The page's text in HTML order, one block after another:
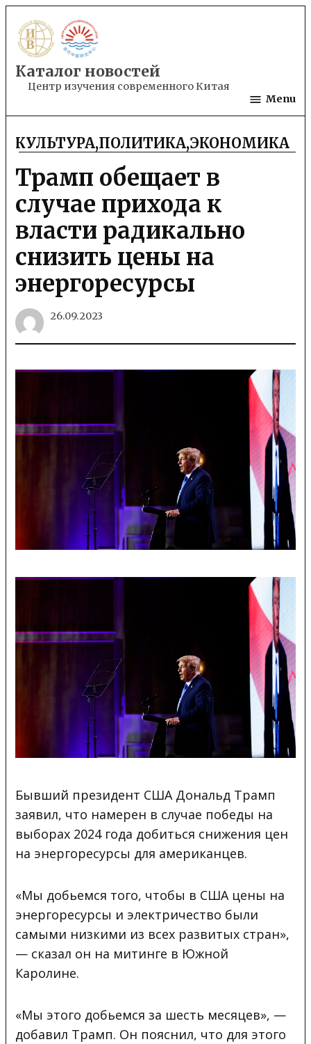
to
content
Каталог новостей
Центр изучения современного Китая
Menu
POSTED
IN
КУЛЬТУРА,ПОЛИТИКА,ЭКОНОМИКА
Трамп обещает в
случае прихода к
власти радикально
снизить цены на
энергоресурсы
26.09.2023
Бывший президент США Дональд Трамп
заявил, что намерен в случае победы на
выборах 2024 года добиться снижения цен
на энергоресурсы для американцев.
«Мы добьемся того, чтобы в США цены на
энергоресурсы и электричество были
самыми низкими из всех развитых стран»,
— сказал он на митинге в Южной
Каролине.
«Мы этого добьемся за шесть месяцев», —
добавил Трамп. Он пояснил, что для этого